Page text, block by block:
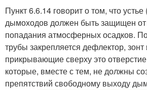
Пункт 6.6.14 говорит о том, что
дымоходов должен быть защищен
попадания атмосферных осадков.
трубы закрепляется дефлектор, зонт
прикрывающие сверху это
которые, вместе с тем, не должны
препятствий свободному выходу